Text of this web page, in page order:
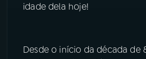
idade dela hoje!
Desde o início da década de